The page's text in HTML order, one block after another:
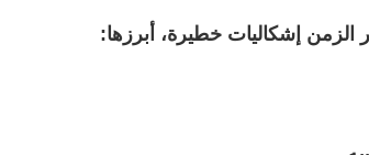
إشكاليات خطيرة، أبرزها: